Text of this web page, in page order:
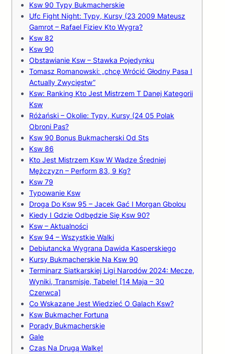
Ksw 90 Typy Bukmacherskie
Ufc Fight Night: Typy, Kursy (23 2009 Mateusz
Gamrot – Rafael Fiziev Kto Wygra?
Ksw 82
Ksw 90
Obstawianie Ksw – Stawka Pojedynku
Tomasz Romanowski: „chcę Wrócić Głodny Pasa I
Actually Zwycięstw”
Ksw: Ranking Kto Jest Mistrzem T Danej Kategorii
Ksw
Różański – Okolie: Typy, Kursy (24 05 Polak
Obroni Pas?
Ksw 90 Bonus Bukmacherski Od Sts
Ksw 86
Kto Jest Mistrzem Ksw W Wadze Średniej
Mężczyzn – Perform 83, 9 Kg?
Ksw 79
Typowanie Ksw
Droga Do Ksw 95 – Jacek Gać I Morgan Gbolou
Kiedy I Gdzie Odbędzie Się Ksw 90?
Ksw – Aktualności
Ksw 94 – Wszystkie Walki
Debiutancka Wygrana Dawida Kasperskiego
Kursy Bukmacherskie Na Ksw 90
Terminarz Siatkarskiej Ligi Narodów 2024: Mecze,
Wyniki, Transmisje, Tabele! [14 Maja – 30
Czerwca]
Co Wskazane Jest Wiedzieć O Galach Ksw?
Ksw Bukmacher Fortuna
Porady Bukmacherskie
Gale
Czas Na Drugą Walkę!